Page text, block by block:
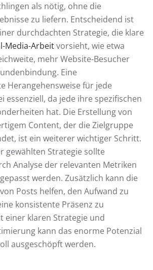
als nötig, ohne die
zu liefern. Entscheidend ist
durchdachten Strategie, die klare
Media-Arbeitvorsieht, wie etwa
mehr Website-Besucher
Eine
Herangehensweise für jede
essenziell, da jede ihre spezifischen
hat. Die Erstellung von
Content, der die Zielgruppe
ist ein weiterer wichtiger Schritt.
gewählten Strategie sollte
Analyse der relevanten Metriken
werden. Zusätzlich kann die
Posts helfen, den Aufwand zu
konsistente Präsenz zu
einer klaren Strategie und
kann das enorme Potenzial
ausgeschöpft werden.